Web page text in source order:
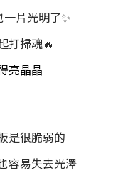
片光明了✨
打掃魂🔥
亮晶晶
是很脆弱的
容易失去光澤